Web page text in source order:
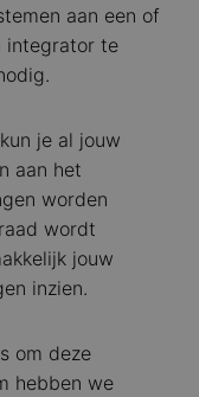
aan een of
integrator te
je al jouw
aan het
worden
wordt
jouw
inzien.
om deze
hebben we